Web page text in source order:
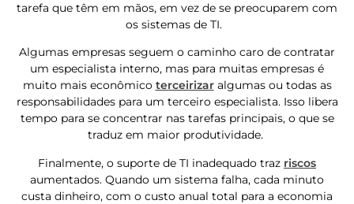
tarefa que têm em mãos, em vez de se preocuparem com
os sistemas de TI.
Algumas empresas seguem o caminho caro de contratar
um especialista interno, mas para muitas empresas é
muito mais econômico terceirizaralgumas ou todas as
responsabilidades para um terceiro especialista. Isso libera
tempo para se concentrar nas tarefas principais, o que se
traduz em maior produtividade.
Finalmente, o suporte de TI inadequado traz riscos
aumentados. Quando um sistema falha, cada minuto
custa dinheiro, com o custo anual total para a economia